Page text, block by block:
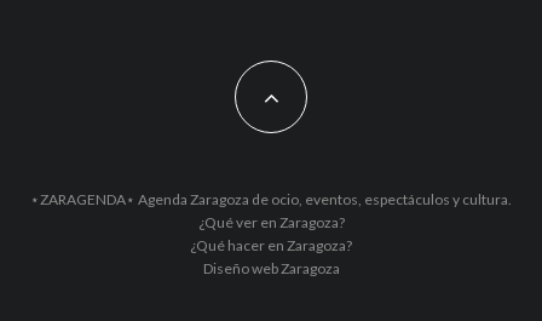
⋆ZARAGENDA⋆ Agenda Zaragoza de ocio, eventos, espectáculos y cultura.
¿Qué ver en Zaragoza?
¿Qué hacer en Zaragoza?
Diseño web Zaragoza